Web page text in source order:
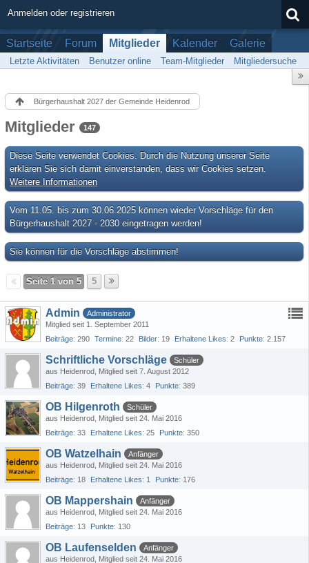
Anmelden oder registrieren
Startseite Forum Mitglieder Kalender Galerie
Letzte Aktivitäten Benutzer online Team-Mitglieder Mitgliedersuche
Bürgerhaushalt 2027 der Gemeinde Heidenrod
Mitglieder 147
Diese Seite verwendet Cookies. Durch die Nutzung unserer Seite
erklären Sie sich damit einverstanden, dass wir Cookies setzen.
Weitere Informationen
Vom 11.05. bis zum 30.06.2025 können wieder Vorschläge für den
Bürgerhaushalt 2027 - 2030 eingetragen werden!
Sie können für die Vorschläge abstimmen!
Seite 1 von 5 5
Admin
Administrator
Mitglied seit 1. September 2011
Beiträge 290 Termine 22 Bilder 19 Erhaltene Likes 2 Punkte 2.157
Schriftliche Vorschläge
Schüler
aus Heidenrod Mitglied seit 7. August 2012
Beiträge 39 Erhaltene Likes 4 Punkte 389
OB Hilgenroth
Schüler
aus Heidenrod Mitglied seit 24. Mai 2016
Beiträge 33 Erhaltene Likes 25 Punkte 350
OB Watzelhain
Anfänger
aus Heidenrod Mitglied seit 24. Mai 2016
Beiträge 18 Erhaltene Likes 1 Punkte 176
OB Mappershain
Anfänger
aus Heidenrod Mitglied seit 24. Mai 2016
Beiträge 13 Punkte 130
OB Laufenselden
Anfänger
aus Heidenrod Mitglied seit 24. Mai 2016